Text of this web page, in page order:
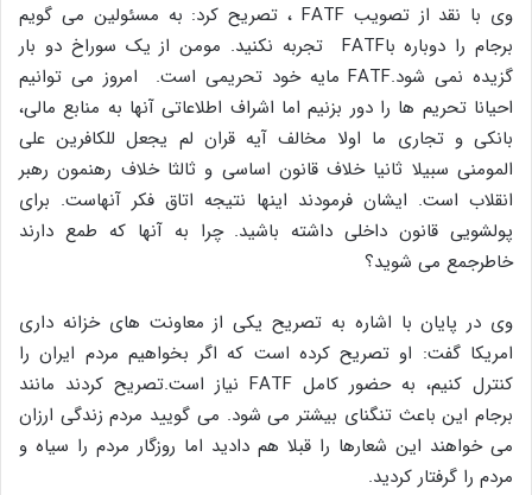
وی با نقد از تصویب FATF ، تصریح کرد: به مسئولین می گویم
برجام را دوباره باFATF تجربه نکنید. مومن از یک سوراخ دو بار
گزیده نمی شود.FATF مایه خود تحریمی است. امروز می توانیم
احیانا تحریم ها را دور بزنیم اما اشراف اطلاعاتی آنها به منابع مالی،
بانکی و تجاری ما اولا مخالف آیه قران لم یجعل للکافرین علی
المومنی سبیلا ثانیا خلاف قانون اساسی و ثالثا خلاف رهنمون رهبر
انقلاب است. ایشان فرمودند اینها نتیجه اتاق فکر آنهاست. برای
پولشویی قانون داخلی داشته باشید. چرا به آنها که طمع دارند
خاطرجمع می شوید؟
وی در پایان با اشاره به تصریح یکی از معاونت های خزانه داری
امریکا گفت: او تصریح کرده است که اگر بخواهیم مردم ایران را
کنترل کنیم، به حضور کامل FATF نیاز است.تصریح کردند مانند
برجام این باعث تنگنای بیشتر می شود. می گویید مردم زندگی ارزان
می خواهند این شعارها را قبلا هم دادید اما روزگار مردم را سیاه و
مردم را گرفتار کردید.